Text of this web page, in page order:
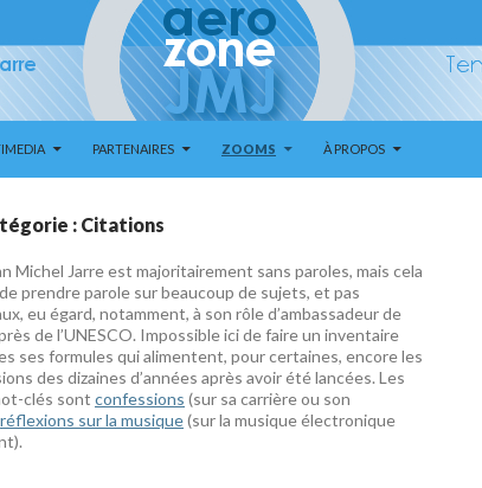
PARTENAIRES ZOOMS À PROPOS
: Citations
Michel Jarre est majoritairement sans paroles, mais cela
prendre parole sur beaucoup de sujets, et pas
eu égard, notamment, à son rôle d’ambassadeur de
de l’UNESCO. Impossible ici de faire un inventaire
ses formules qui alimentent, pour certaines, encore les
des dizaines d’années après avoir été lancées. Les
clés sont confessions (sur sa carrière ou son
réflexions sur la musique(sur la musique électronique